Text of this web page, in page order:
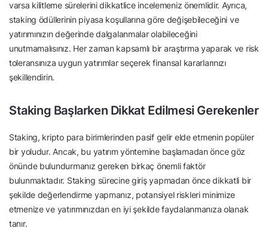
varsa kilitleme sürelerini dikkatlice incelemeniz önemlidir. Ayrıca,
staking ödüllerinin piyasa koşullarına göre değişebileceğini ve
yatırımınızın değerinde dalgalanmalar olabileceğini
unutmamalısınız. Her zaman kapsamlı bir araştırma yaparak ve risk
toleransınıza uygun yatırımlar seçerek finansal kararlarınızı
şekillendirin.
Staking Başlarken Dikkat Edilmesi Gerekenler
Staking, kripto para birimlerinden pasif gelir elde etmenin popüler
bir yoludur. Ancak, bu yatırım yöntemine başlamadan önce göz
önünde bulundurmanız gereken birkaç önemli faktör
bulunmaktadır. Staking sürecine giriş yapmadan önce dikkatli bir
şekilde değerlendirme yapmanız, potansiyel riskleri minimize
etmenize ve yatırımınızdan en iyi şekilde faydalanmanıza olanak
tanır.